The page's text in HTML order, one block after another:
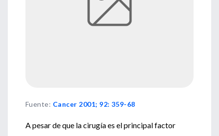
Fuente: Cancer 2001; 92: 359-68
A pesar de que la cirugía es el principal factor